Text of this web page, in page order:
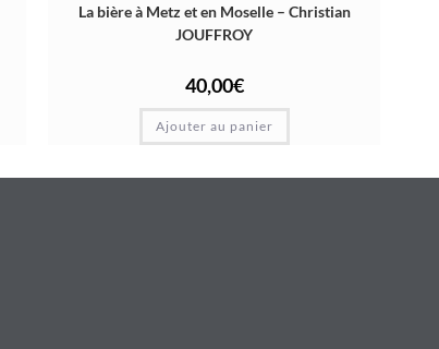
La bière à Metz et en Moselle – Christian
JOUFFROY
40,00€
Ajouter au panier